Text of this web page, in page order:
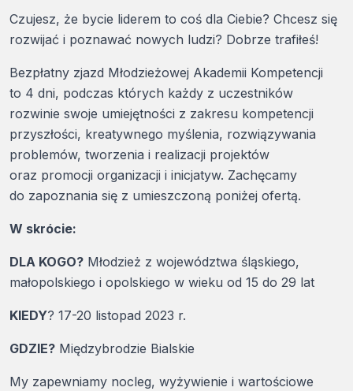
Czujesz, że bycie liderem to coś dla Ciebie? Chcesz się
rozwijać i poznawać nowych ludzi? Dobrze trafiłeś!
Bezpłatny zjazd Młodzieżowej Akademii Kompetencji
to 4 dni, podczas których każdy z uczestników
rozwinie swoje umiejętności z zakresu kompetencji
przyszłości, kreatywnego myślenia, rozwiązywania
problemów, tworzenia i realizacji projektów
oraz promocji organizacji i inicjatyw. Zachęcamy
do zapoznania się z umieszczoną poniżej ofertą.
W skrócie:
DLA KOGO? Młodzież z województwa śląskiego,
małopolskiego i opolskiego w wieku od 15 do 29 lat
KIEDY? 17-20 listopad 2023 r.
GDZIE? Międzybrodzie Bialskie
My zapewniamy nocleg, wyżywienie i wartościowe